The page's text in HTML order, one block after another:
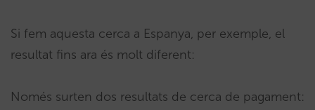
Si fem aquesta cerca a Espanya, per exemple, el
resultat fins ara és molt diferent:
Només surten dos resultats de cerca de pagament: